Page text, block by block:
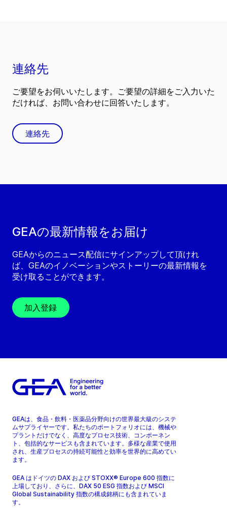
GEAの最新情報をお届け
GEAからのニュース配信にサインアップして頂けれ
ば、GEAのイノベーションやストーリーの最新情報を
受け取ることができます。
加入登録
連絡先
ご要望をお伺いいたします。ご要望の詳細をご入力いた
だければ、お問い合わせに回答いたします。
連絡先
GEAは、食品・飲料・医薬品分野向けの世界最大級のシステ
ムサプライヤーです。私たちのポートフォリオには、機械や
プラントだけでなく、高度なプロセス技術、コンポーネン
ト、包括的なサービスも含まれています。多様な産業で使用
され、生産プロセスの持続可能性と効率を世界的に高めてい
ます。
GEA はドイツの DAX および STOXX® Europe 600 指数に
上場しており、さらに、DAX 50 ESG 指数および MSCI
Global Sustainability 指数の構成銘柄にも含まれていま
す。